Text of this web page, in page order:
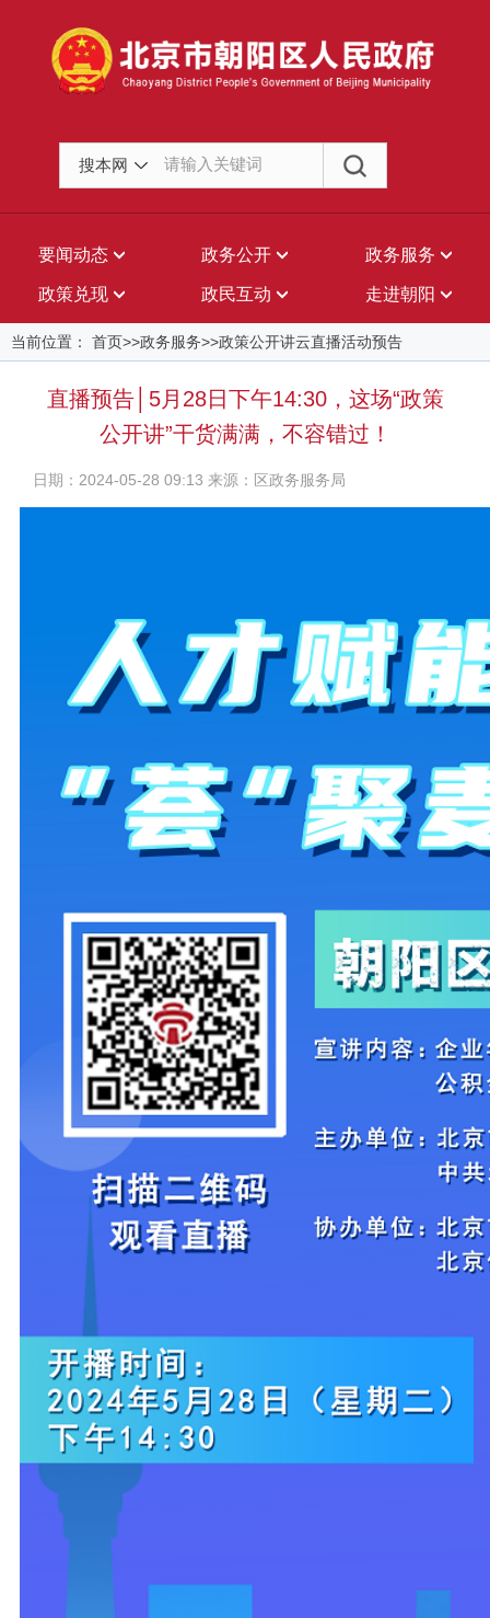
搜本网
要闻动态 政务公开 政务服务
政策兑现 政民互动 走进朝阳
当前位置： 首页>>政务服务>>政策公开讲云直播活动预告
直播预告│5月28日下午14:30，这场“政策
公开讲”干货满满，不容错过！
日期：2024-05-28 09:13 来源：区政务服务局